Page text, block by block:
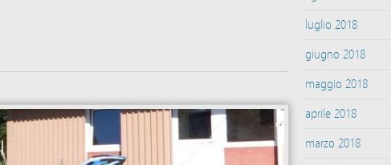
luglio 2018
giugno 2018
maggio 2018
aprile 2018
marzo 2018